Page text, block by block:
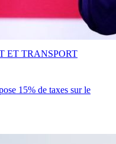
15% de taxes sur le
ET TRANSPORT